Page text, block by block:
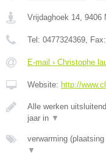
Vrijdaghoek 14 9406
Tel: 0477324369 , Fax:
E-mail › Christophe
Website: http://
Alle werken
jaar in ▼
verwarming
▼